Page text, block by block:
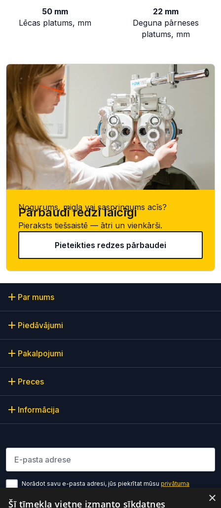
50 mm
Lēcas platums, mm
22 mm
Deguna pārneses
platums, mm
Nogurums, migla vai saspringums acīs?
Pārbaudi redzi laicīgi
Pieraksts tiešsaistē — ātri un vienkārši.
Pieteikties redzes pārbaudei
Par mums
Piedāvājumi
Pakalpojumi
Preces
Informācija
Lūdzu ievadiet e-pasta adresi
Norādot savu e-pasta adresi, jūs piekrītat mūsu privātuma
×
Šī tīmekļa vietne izmanto sīkdatnes